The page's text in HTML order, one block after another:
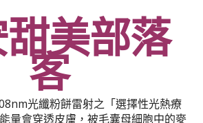
美部落
客
光纖粉餅雷射之「選擇性光熱療
量會穿透皮膚，被毛囊母細胞中的麥